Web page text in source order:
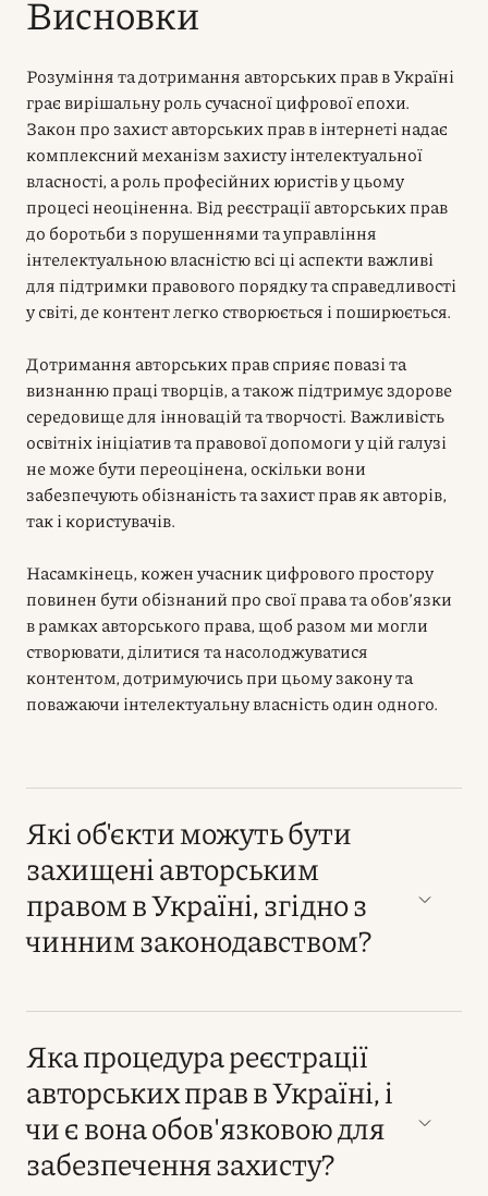
Висновки
Розуміння та дотримання авторських прав в Україні
грає вирішальну роль сучасної цифрової епохи.
Закон про захист авторських прав в інтернеті надає
комплексний механізм захисту інтелектуальної
власності, а роль професійних юристів у цьому
процесі неоціненна. Від реєстрації авторських прав
до боротьби з порушеннями та управління
інтелектуальною власністю всі ці аспекти важливі
для підтримки правового порядку та справедливості
у світі, де контент легко створюється і поширюється.
Дотримання авторських прав сприяє повазі та
визнанню праці творців, а також підтримує здорове
середовище для інновацій та творчості. Важливість
освітніх ініціатив та правової допомоги у цій галузі
не може бути переоцінена, оскільки вони
забезпечують обізнаність та захист прав як авторів,
так і користувачів.
Насамкінець, кожен учасник цифрового простору
повинен бути обізнаний про свої права та обов’язки
в рамках авторського права, щоб разом ми могли
створювати, ділитися та насолоджуватися
контентом, дотримуючись при цьому закону та
поважаючи інтелектуальну власність один одного.
Які об'єкти можуть бути
захищені авторським
правом в Україні, згідно з
чинним законодавством?
Яка процедура реєстрації
авторських прав в Україні, і
чи є вона обов'язковою для
забезпечення захисту?